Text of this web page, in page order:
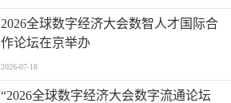
2026全球数字经济大会数智人才国际合
作论坛在京举办
2026-07-18
“2026全球数字经济大会数字流通论坛